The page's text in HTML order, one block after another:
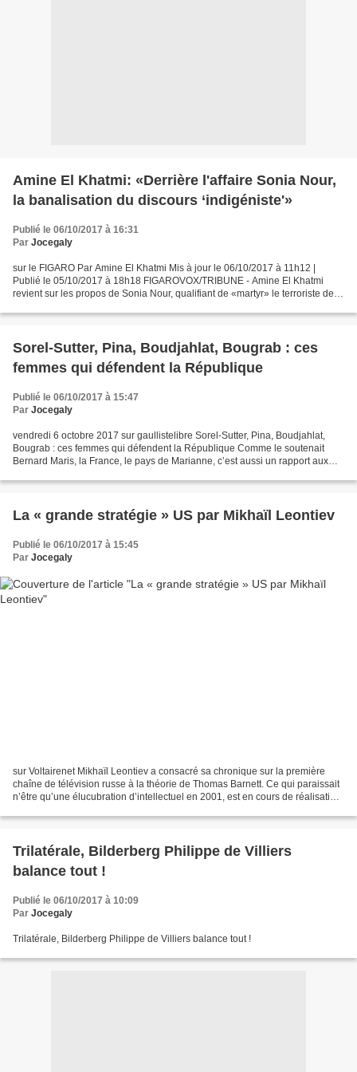
Amine El Khatmi: «Derrière l'affaire Sonia Nour,
la banalisation du discours ‘indigéniste'»
Publié le 06/10/2017 à 16:31
Par Jocegaly
sur le FIGARO Par Amine El Khatmi Mis à jour le 06/10/2017 à 11h12 |
Publié le 05/10/2017 à 18h18 FIGAROVOX/TRIBUNE - Amine El Khatmi
revient sur les propos de Sonia Nour, qualifiant de «martyr» le terroriste de
Sorel-Sutter, Pina, Boudjahlat, Bougrab : ces
femmes qui défendent la République
Publié le 06/10/2017 à 15:47
Par Jocegaly
vendredi 6 octobre 2017 sur gaullistelibre Sorel-Sutter, Pina, Boudjahlat,
Bougrab : ces femmes qui défendent la République Comme le soutenait
Bernard Maris, la France, le pays de Marianne, c’est aussi un rapport aux
La « grande stratégie » US par Mikhaïl Leontiev
Publié le 06/10/2017 à 15:45
Par Jocegaly
sur Voltairenet Mikhaïl Leontiev a consacré sa chronique sur la première
chaîne de télévision russe à la théorie de Thomas Barnett. Ce qui paraissait
n’être qu’une élucubration d’intellectuel en 2001, est en cours de réalisation.
Trilatérale, Bilderberg Philippe de Villiers
balance tout !
Publié le 06/10/2017 à 10:09
Par Jocegaly
Trilatérale, Bilderberg Philippe de Villiers balance tout !